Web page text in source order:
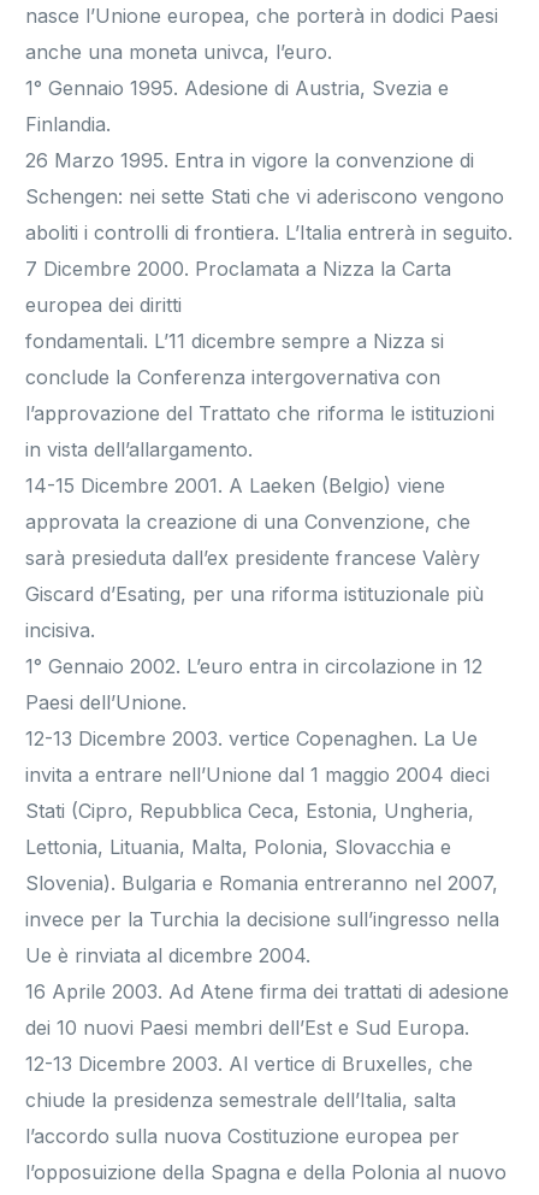
nasce l’Unione europea, che porterà in dodici Paesi
anche una moneta univca, l’euro.
1° Gennaio 1995. Adesione di Austria, Svezia e
Finlandia.
26 Marzo 1995. Entra in vigore la convenzione di
Schengen: nei sette Stati che vi aderiscono vengono
aboliti i controlli di frontiera. L’Italia entrerà in seguito.
7 Dicembre 2000. Proclamata a Nizza la Carta
europea dei diritti
fondamentali. L’11 dicembre sempre a Nizza si
conclude la Conferenza intergovernativa con
l’approvazione del Trattato che riforma le istituzioni
in vista dell’allargamento.
14-15 Dicembre 2001. A Laeken (Belgio) viene
approvata la creazione di una Convenzione, che
sarà presieduta dall’ex presidente francese Valèry
Giscard d’Esating, per una riforma istituzionale più
incisiva.
1° Gennaio 2002. L’euro entra in circolazione in 12
Paesi dell’Unione.
12-13 Dicembre 2003. vertice Copenaghen. La Ue
invita a entrare nell’Unione dal 1 maggio 2004 dieci
Stati (Cipro, Repubblica Ceca, Estonia, Ungheria,
Lettonia, Lituania, Malta, Polonia, Slovacchia e
Slovenia). Bulgaria e Romania entreranno nel 2007,
invece per la Turchia la decisione sull’ingresso nella
Ue è rinviata al dicembre 2004.
16 Aprile 2003. Ad Atene firma dei trattati di adesione
dei 10 nuovi Paesi membri dell’Est e Sud Europa.
12-13 Dicembre 2003. Al vertice di Bruxelles, che
chiude la presidenza semestrale dell’Italia, salta
l’accordo sulla nuova Costituzione europea per
l’opposuizione della Spagna e della Polonia al nuovo